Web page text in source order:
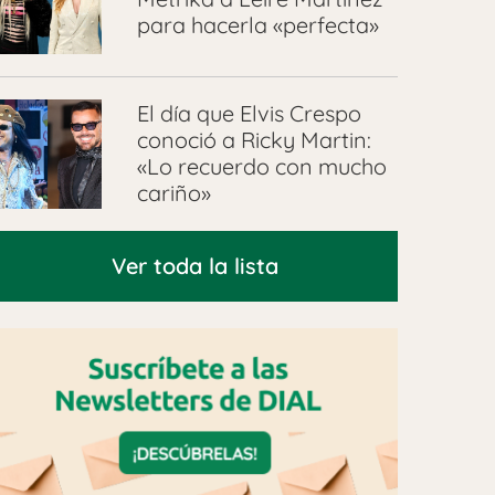
para hacerla «perfecta»
El día que Elvis Crespo
conoció a Ricky Martin:
«Lo recuerdo con mucho
cariño»
Ver toda la lista